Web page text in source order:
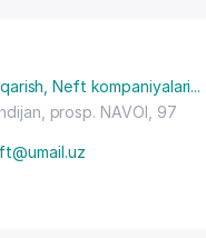
,Neft kompaniyalari...
prosp. NAVOI , 97